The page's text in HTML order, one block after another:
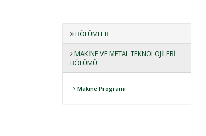
BÖLÜMLER
MAKINE VE METAL TEKNOLOJILERI
BÖLÜMÜ
Makine Programı